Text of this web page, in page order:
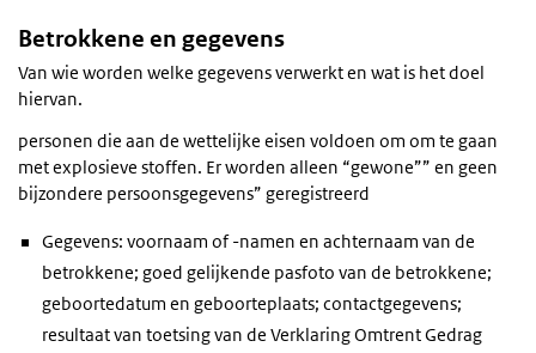
Betrokkene en gegevens
Van wie worden welke gegevens verwerkt en wat is het doel
hiervan.
personen die aan de wettelijke eisen voldoen om om te gaan
met explosieve stoffen. Er worden alleen “gewone”” en geen
bijzondere persoonsgegevens” geregistreerd
Gegevens: voornaam of -namen en achternaam van de
betrokkene; goed gelijkende pasfoto van de betrokkene;
geboortedatum en geboorteplaats; contactgegevens;
resultaat van toetsing van de Verklaring Omtrent Gedrag